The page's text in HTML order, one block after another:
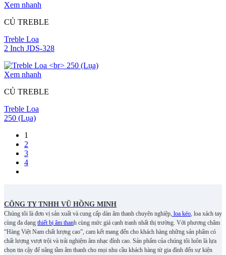
Xem nhanh
CỦ TREBLE
Treble Loa
2 Inch JDS-328
Xem nhanh
CỦ TREBLE
Treble Loa
250 (Lụa)
1
2
3
4
CÔNG TY TNHH VŨ HỒNG MINH
Chúng tôi là đơn vị sản xuất và cung cấp dàn âm thanh chuyên nghiệp, loa kéo, loa xách tay
cùng đa dạng thiết bị âm thanh cùng mức giá cạnh tranh nhất thị trường. Với phương châm
“Hàng Việt Nam chất lượng cao”, cam kết mang đến cho khách hàng những sản phẩm có
chất lượng vượt trội và trải nghiệm âm nhạc đỉnh cao. Sản phẩm của chúng tôi luôn là lựa
chọn tin cậy để nâng tầm âm thanh cho mọi nhu cầu khách hàng từ gia đình đến sự kiện